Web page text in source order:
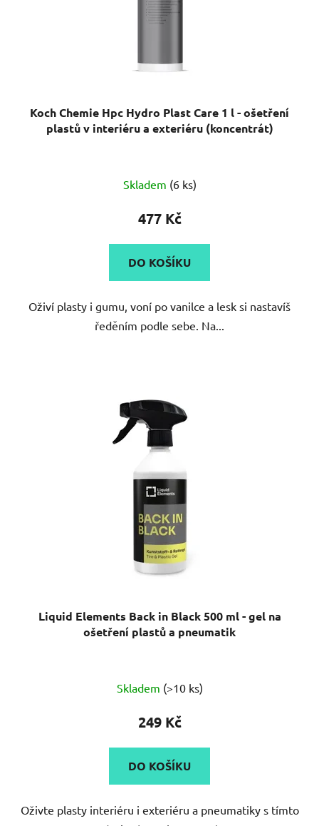
Koch Chemie Hpc Hydro Plast Care 1 l - ošetření
plastů v interiéru a exteriéru (koncentrát)
hodnocení
produktu
5,0
z
hvězdiček.
Skladem (6 ks)
477 Kč
DO KOŠÍKU
Oživí plasty i gumu, voní po vanilce a lesk si nastavíš
ředěním podle sebe. Na...
Liquid Elements Back in Black 500 ml - gel na
ošetření plastů a pneumatik
Skladem (>10 ks)
249 Kč
DO KOŠÍKU
Oživte plasty interiéru i exteriéru a pneumatiky s tímto